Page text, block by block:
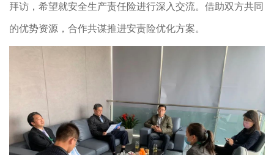
拜访，希望就安全生产责任险进行深入交流。借助双方共同
的优势资源，合作共谋推进安责险优化方案。